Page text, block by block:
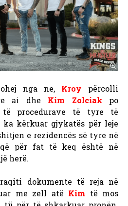
nga ne, Kroy përcolli
ai dhe Kim Zolciak po
të procedurave të tyre të
kërkuar gjykatës për leje
e rezidencës së tyre në
që për fat të keq është në
herë.
dokumente të reja në
me zell atë Kim të mos